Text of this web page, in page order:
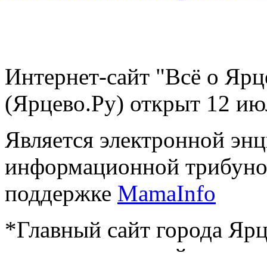
Интернет-сайт "Всё о
(Ярцево.Ру) открыт 12
Является электронной
информационной
поддержке MamaInfo
*Главный сайт города